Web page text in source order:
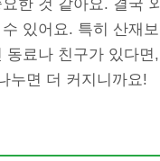
한 것 같아요. 결국
있어요. 특히 산재
료나 친구가 있다면
누면 더 커지니까요!